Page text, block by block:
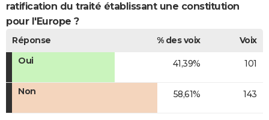
ratification du traité établissant une constitution
pour l'Europe ?
Réponse % des voix
Voix
Oui
41,39% 101
Non 58,61% 143